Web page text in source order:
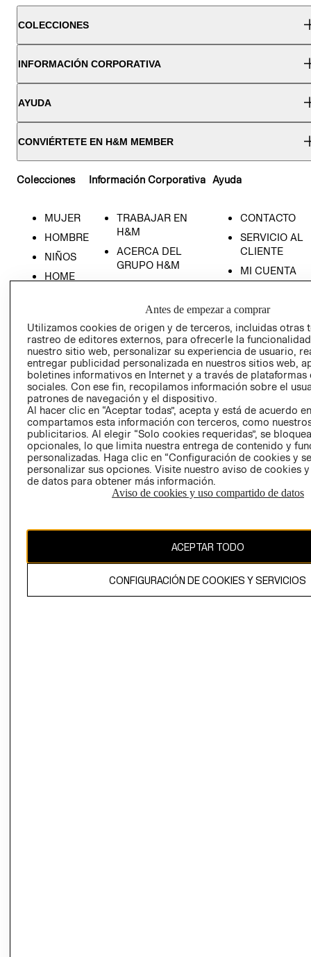
COLECCIONES
INFORMACIÓN CORPORATIVA
AYUDA
CONVIÉRTETE EN H&M MEMBER
Colecciones
MUJER
HOMBRE
NIÑOS
HOME
Información Corporativa
TRABAJAR EN
H&M
ACERCA DEL
GRUPO H&M
RESPONSABILIDAD
RELACIÓN CON
INVERSIONISTAS
POLÍTICA
EMPRESARIAL
Ayuda
CONTACTO
SERVICIO AL
CLIENTE
MI CUENTA
- RETIRO EN
TIENDA
TÉRMINOS Y
CONDICIONES
AVISO DE
PRIVACIDAD
GIFT CARD
AVISO DE
COOKIES
Chile ($)
Antes de empezar a comprar
Utilizamos cookies de origen y de terceros, incluidas otras
rastreo de editores externos, para ofrecerle la
nuestro sitio web, personalizar su experiencia de usuario,
entregar publicidad personalizada en nuestros sitios web,
boletines informativos en Internet y a través de plataformas
sociales. Con ese fin, recopilamos información sobre el
patrones de navegación y el dispositivo.
Al hacer clic en “Aceptar todas”, acepta y está de acuerdo
compartamos esta información con terceros, como
publicitarios. Al elegir “Solo cookies requeridas”, se
opcionales, lo que limita nuestra entrega de contenido y
personalizadas. Haga clic en “Configuración de cookies y
personalizar sus opciones. Visite nuestro aviso de cookies
de datos para obtener más información.
Aviso de cookies y uso compartido de datos
ACEPTAR TODO
CONFIGURACIÓN DE COOKIES Y SERVICIOS